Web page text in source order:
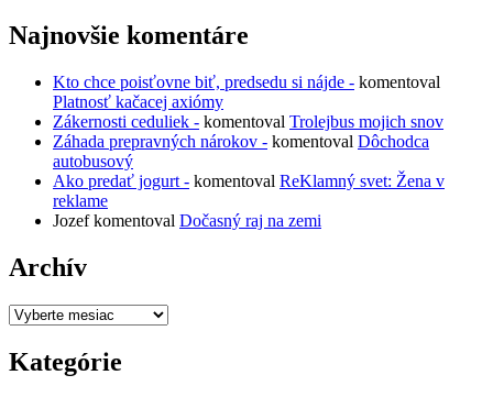
Najnovšie komentáre
Kto chce poisťovne biť, predsedu si nájde - komentoval
Platnosť kačacej axiómy
Zákernosti ceduliek - komentoval Trolejbus mojich snov
Záhada prepravných nárokov - komentoval Dôchodca
autobusový
Ako predať jogurt - komentoval ReKlamný svet: Žena v
reklame
Jozefkomentoval Dočasný raj na zemi
Archív
Archív
Kategórie